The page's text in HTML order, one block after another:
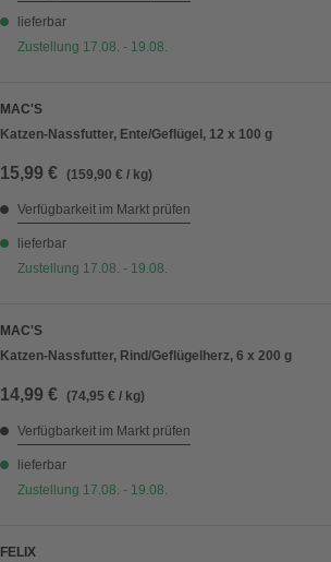
lieferbar
Zustellung 17.08. - 19.08.
MAC'S
Katzen-Nassfutter, Ente/Geflügel, 12 x 100 g
15,99 € (159,90 € / kg)
Verfügbarkeit im Markt prüfen
lieferbar
Zustellung 17.08. - 19.08.
MAC'S
Katzen-Nassfutter, Rind/Geflügelherz, 6 x 200 g
14,99 € (74,95 € / kg)
Verfügbarkeit im Markt prüfen
lieferbar
Zustellung 17.08. - 19.08.
FELIX